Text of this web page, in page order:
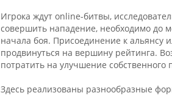
Игрока ждут online-битвы,
совершить нападение, необходимо до
начала боя. Присоединение к альянсу
продвинуться на вершину рейтинга.
потратить на улучшение собственного
Здесь реализованы разнообразные